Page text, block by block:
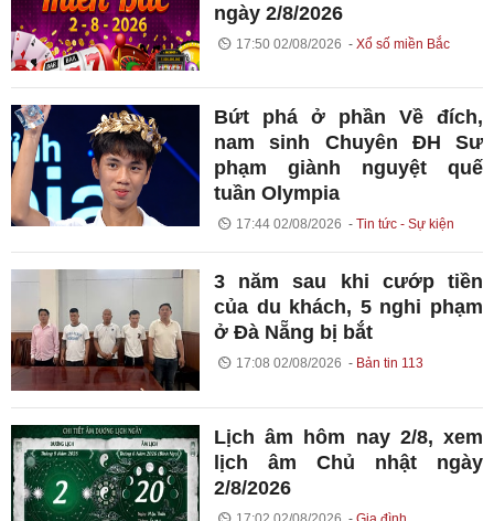
ngày 2/8/2026
17:50 02/08/2026 Xổ số miền Bắc
Bứt phá ở phần Về đích,
nam sinh Chuyên ĐH Sư
phạm giành nguyệt quế
tuần Olympia
17:44 02/08/2026 Tin tức - Sự kiện
3 năm sau khi cướp tiền
của du khách, 5 nghi phạm
ở Đà Nẵng bị bắt
17:08 02/08/2026 Bản tin 113
Lịch âm hôm nay 2/8, xem
lịch âm Chủ nhật ngày
2/8/2026